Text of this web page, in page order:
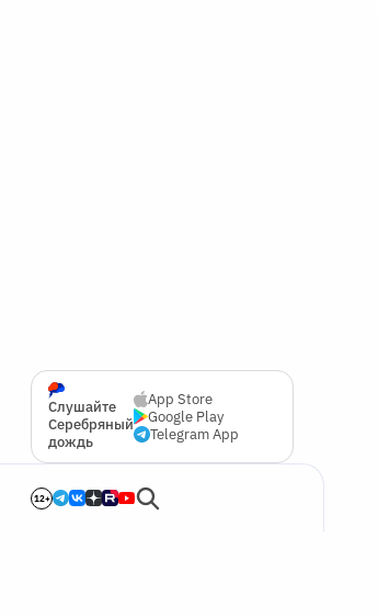
Слушайте
Серебряный
дождь
App Store
Google Play
Telegram App
12+